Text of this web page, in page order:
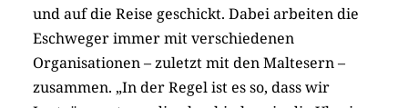
und auf die Reise geschickt. Dabei arbeiten die
Eschweger immer mit verschiedenen
Organisationen – zuletzt mit den Maltesern –
zusammen. „In der Regel ist es so, dass wir